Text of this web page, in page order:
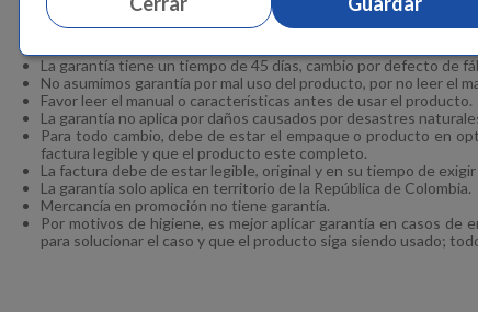
Garantía del Proveedor.
La garantía tiene un tiempo de 45 días, cambio por defecto de
No asumimos garantía por mal uso del producto, por no leer el
Favor leer el manual o características antes de usar el producto.
La garantía no aplica por daños causados por desastres
Para todo cambio, debe de estar el empaque o producto en
factura legible y que el producto este completo.
La factura debe de estar legible, original y en su tiempo de
La garantía solo aplica en territorio de la República de Colombia.
Mercancía en promoción no tiene garantía.
Por motivos de higiene, es mejor aplicar garantía en casos
para solucionar el caso y que el producto siga siendo usado;